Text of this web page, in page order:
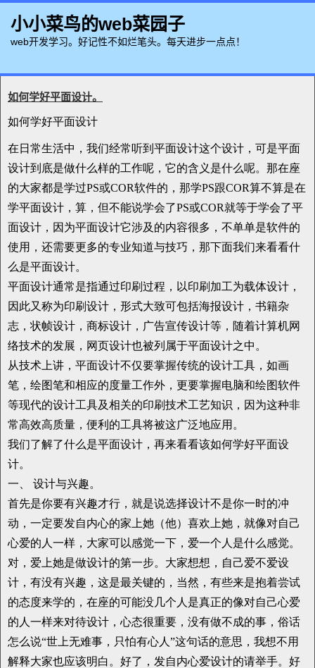
小小菜鸟的web菜园子
web开发学习。好记性不如烂笔头。每天进步一点点！
如何学好平面设计。
如何学好平面设计
在日常生活中，我们经常听到平面设计这个设计，可是平面
设计到底是做什么样的工作呢，它的含义是什么呢。那在座
的大家都是学过PS或COR软件的，那学PS跟COR算不算是在
学平面设计，算，但不能说学会了PS或COR就等于学会了平
面设计，因为平面设计它涉及的内容很多，不单单是软件的
使用，还需要更多的专业知道与技巧，那下面我们来看看什
么是平面设计。
平面设计通常是指通过印刷过程，以印刷加工为载体设计，
因此又称为印刷设计，形式大致可包括海报设计，书籍杂
志，状帧设计，商标设计，广告宣传设计等，随着计算机网
络技术的发展，网页设计也被列属于平面设计之中。
从技术上讲，平面设计不仅要掌握传统的设计工具，如画
笔，绘图笔和相应的度量工作外，更要掌握电脑和绘图软件
等现代的设计工具及相关的印刷技术工艺知识，因为这种非
常高效高质量，便利的工具将被这广泛地应用。
我们了解了什么是平面设计，再来看看该如何学好平面设
计。
一、 设计与兴趣。
首先是你要有兴趣才行，就是说选择设计不是你一时的冲
动，一定要发自内心的家上她（他）喜欢上她，就像对自己
心爱的人一样，大家可以感觉一下，爱一个人是什么感觉。
对，爱上她是做设计的第一步。大家想想，自己爱不爱设
计，有没有兴趣，这是最关键的，当然，有些来是抱着尝试
的态度来学的，在座的可能没几个人是真正的像对自己心爱
的人一样来对待设计，心态很重要，没有做不成的事，俗话
怎么说“世上无难事，只怕有心人”这句话的意思，我想不用
解释大家也应该明白。好了，发自内心爱设计的请举手。好